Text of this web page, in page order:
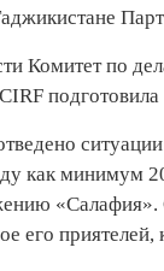
Комитет по
подготовила
как минимум
«Салафия».
его приятелей,